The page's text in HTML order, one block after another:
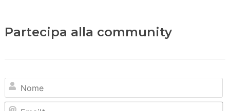
Partecipa alla community